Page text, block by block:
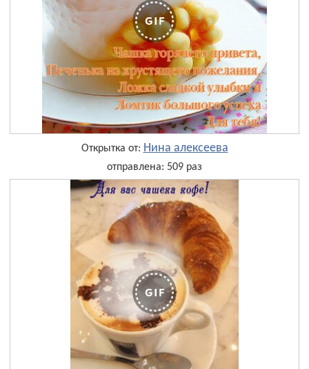
Открытка от: Нина алексеева
отправлена: 509 раз